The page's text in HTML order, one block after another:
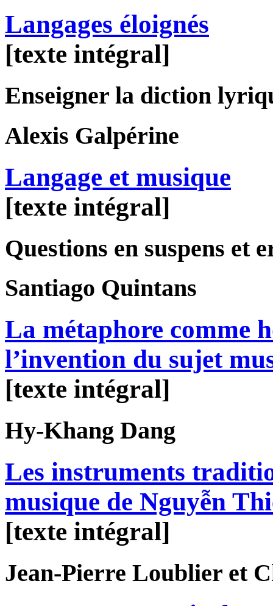
Langages éloignés
[texte intégral]
Enseigner la diction
Alexis Galpérine
Langage et musique
[texte intégral]
Questions en suspens et
Santiago Quintans
La métaphore comme
l’invention du sujet
[texte intégral]
Hy-Khang Dang
Les instruments
musique de Nguyễn
[texte intégral]
Jean-Pierre Loublier et